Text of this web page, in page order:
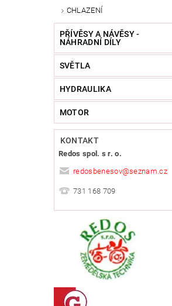
CHLAZENÍ
PŘÍVĚSY A NÁVĚSY -
NÁHRADNÍ DÍLY
SVĚTLA
HYDRAULIKA
MOTOR
KONTAKT
Redos spol. s r. o.
redosbenesov@seznam.cz
731 168 709